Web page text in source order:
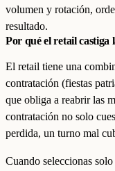
volumen y rotación,
resultado.
Por qué el retail castiga
El retail tiene una
contratación (fiestas
que obliga a reabrir las
contratación no solo
perdida, un turno mal
Cuando seleccionas